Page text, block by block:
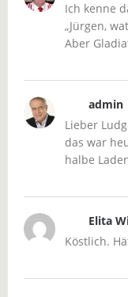
Ich kenne
„Jürgen,
Aber
admin
Lieber
das war
halbe
Elita
Köstlich.